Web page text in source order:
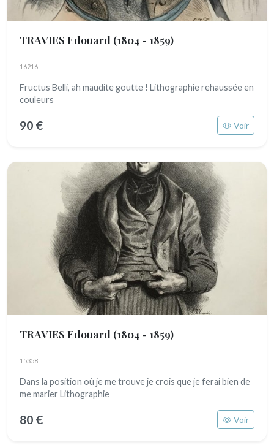
TRAVIES Edouard (1804 - 1859)
16216
Fructus Belli, ah maudite goutte ! Lithographie rehaussée en
couleurs
90 € Voir
TRAVIES Edouard (1804 - 1859)
15358
Dans la position où je me trouve je crois que je ferai bien de
me marier Lithographie
80 € Voir